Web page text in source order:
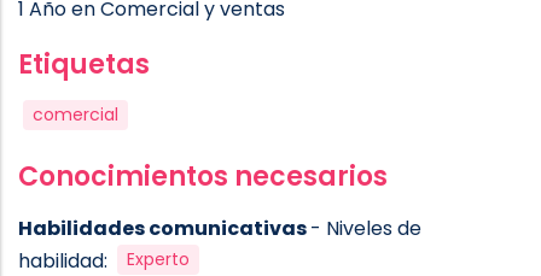
1 Año en Comercial y ventas
Etiquetas
comercial
Conocimientos necesarios
Habilidades comunicativas- Niveles de
habilidad:
Experto